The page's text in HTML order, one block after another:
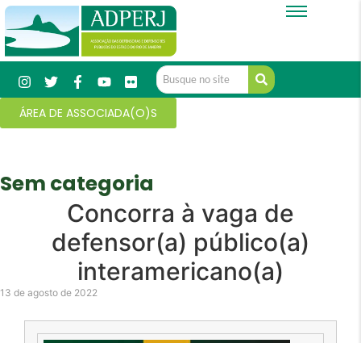
ÁREA DE ASSOCIADA(O)S
Sem categoria
Concorra à vaga de
defensor(a) público(a)
interamericano(a)
13 de agosto de 2022